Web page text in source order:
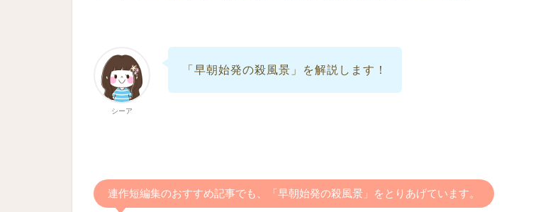
シーア
「早朝始発の殺風景」を解説します！
連作短編集のおすすめ記事でも、「早朝始発の殺風景」をとりあげています。